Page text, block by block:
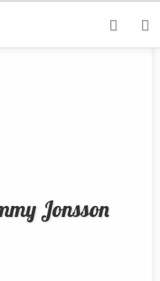
Jonsson